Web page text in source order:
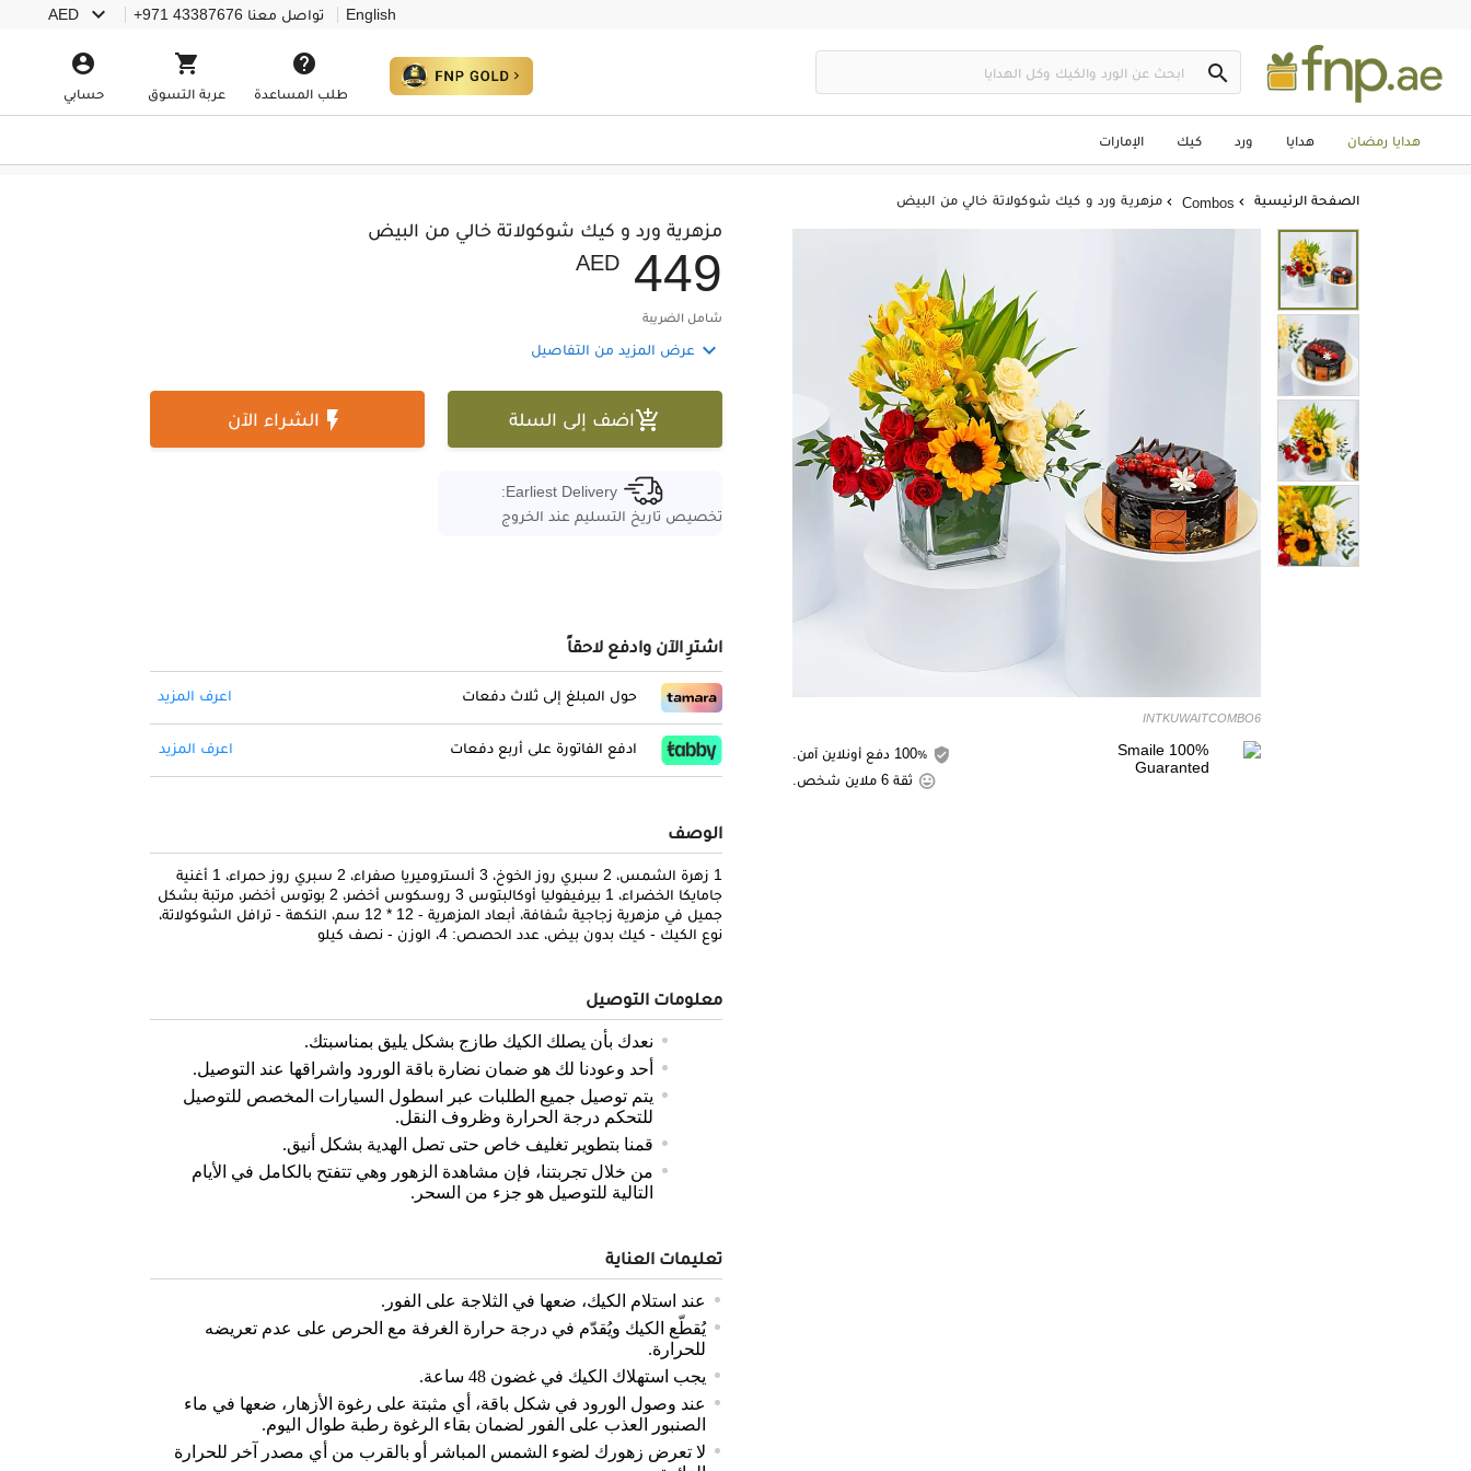
English تواصل معنا +971 43387676
AED 


طلب المساعدة

عربة التسوق

حسابي
هدايا رمضان هدايا ورد كيك الإمارات
الصفحة الرئيسية 
Combos
 مزهرية ورد و كيك شوكولاتة خالي من البيض
INTKUWAITCOMBO6
ثقة 6 ملاين شخص.
مزهرية ورد و كيك شوكولاتة خالي من البيض
AED 449
شامل الضريبة
 عرض المزيد من التفاصيل
اضف إلى السلة  الشراء الآن
Earliest Delivery:
تخصيص تاريخ التسليم عند الخروج
اشترِ الآن وادفع لاحقاً
حول المبلغ إلى ثلاث دفعات اعرف المزيد
ادفع الفاتورة على أربع دفعات اعرف المزيد
الوصف
1 زهرة الشمس، 2 سبري روز الخوخ، 3 ألستروميريا صفراء، 2 سبري روز حمراء، 1 أغنية
جامايكا الخضراء، 1 بيرفيفوليا أوكالبتوس 3 روسكوس أخضر، 2 بوتوس أخضر، مرتبة بشكل
جميل في مزهرية زجاجية شفافة، أبعاد المزهرية - 12 * 12 سم، النكهة - ترافل الشوكولاتة،
نوع الكيك - كيك بدون بيض، عدد الحصص: 4، الوزن - نصف كيلو
معلومات التوصيل
نعدك بأن يصلك الكيك طازج بشكل يليق بمناسبتك.
أحد وعودنا لك هو ضمان نضارة باقة الورود واشراقها عند التوصيل.
يتم توصيل جميع الطلبات عبر اسطول السيارات المخصص للتوصيل
للتحكم درجة الحرارة وظروف النقل.
قمنا بتطوير تغليف خاص حتى تصل الهدية بشكل أنيق.
من خلال تجربتنا، فإن مشاهدة الزهور وهي تتفتح بالكامل في الأيام
التالية للتوصيل هو جزء من السحر.
تعليمات العناية
عند استلام الكيك، ضعها في الثلاجة على الفور.
يُقطّع الكيك ويُقدّم في درجة حرارة الغرفة مع الحرص على عدم تعريضه
للحرارة.
يجب استهلاك الكيك في غضون 48 ساعة.
عند وصول الورود في شكل باقة، أي مثبتة على رغوة الأزهار، ضعها في ماء
الصنبور العذب على الفور لضمان بقاء الرغوة رطبة طوال اليوم.
لا تعرض زهورك لضوء الشمس المباشر أو بالقرب من أي مصدر آخر للحرارة